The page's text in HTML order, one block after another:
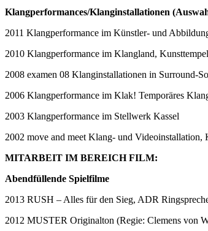
Klangperformances/Klanginstallationen
2011 Klangperformance im Künstler- und
2010 Klangperformance im Klangland,
2008 examen 08 Klanginstallationen in Surround-
2006 Klangperformance im Klak! Temporäres
2003 Klangperformance im Stellwerk Kassel
2002 move and meet Klang- und Videoinstallation,
MITARBEIT IM BEREICH FILM:
Abendfüllende Spielfilme
2013 RUSH – Alles für den Sieg, ADR
2012 MUSTER Originalton (Regie: Clemens von